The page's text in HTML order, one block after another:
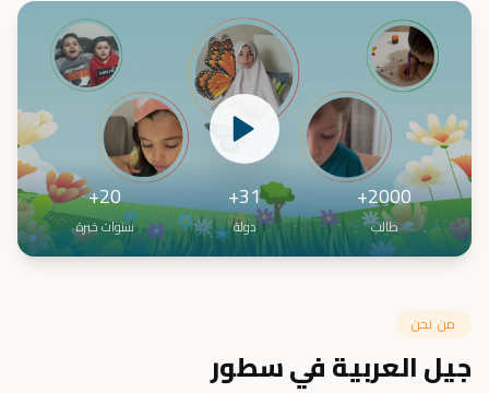
2000+
طالب
31+
دولة
20+
سنوات خبرة
من نحن
جيل العربية في سطور